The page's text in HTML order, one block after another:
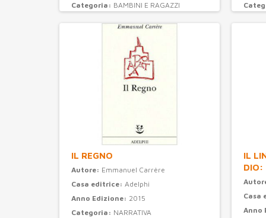
Categoria: BAMBINI E RAGAZZI
IL REGNO
Autore: Emmanuel Carrère
Casa editrice: Adelphi
Anno Edizione: 2015
Categoria: NARRATIVA
IL
DIO:
Casa
Anno